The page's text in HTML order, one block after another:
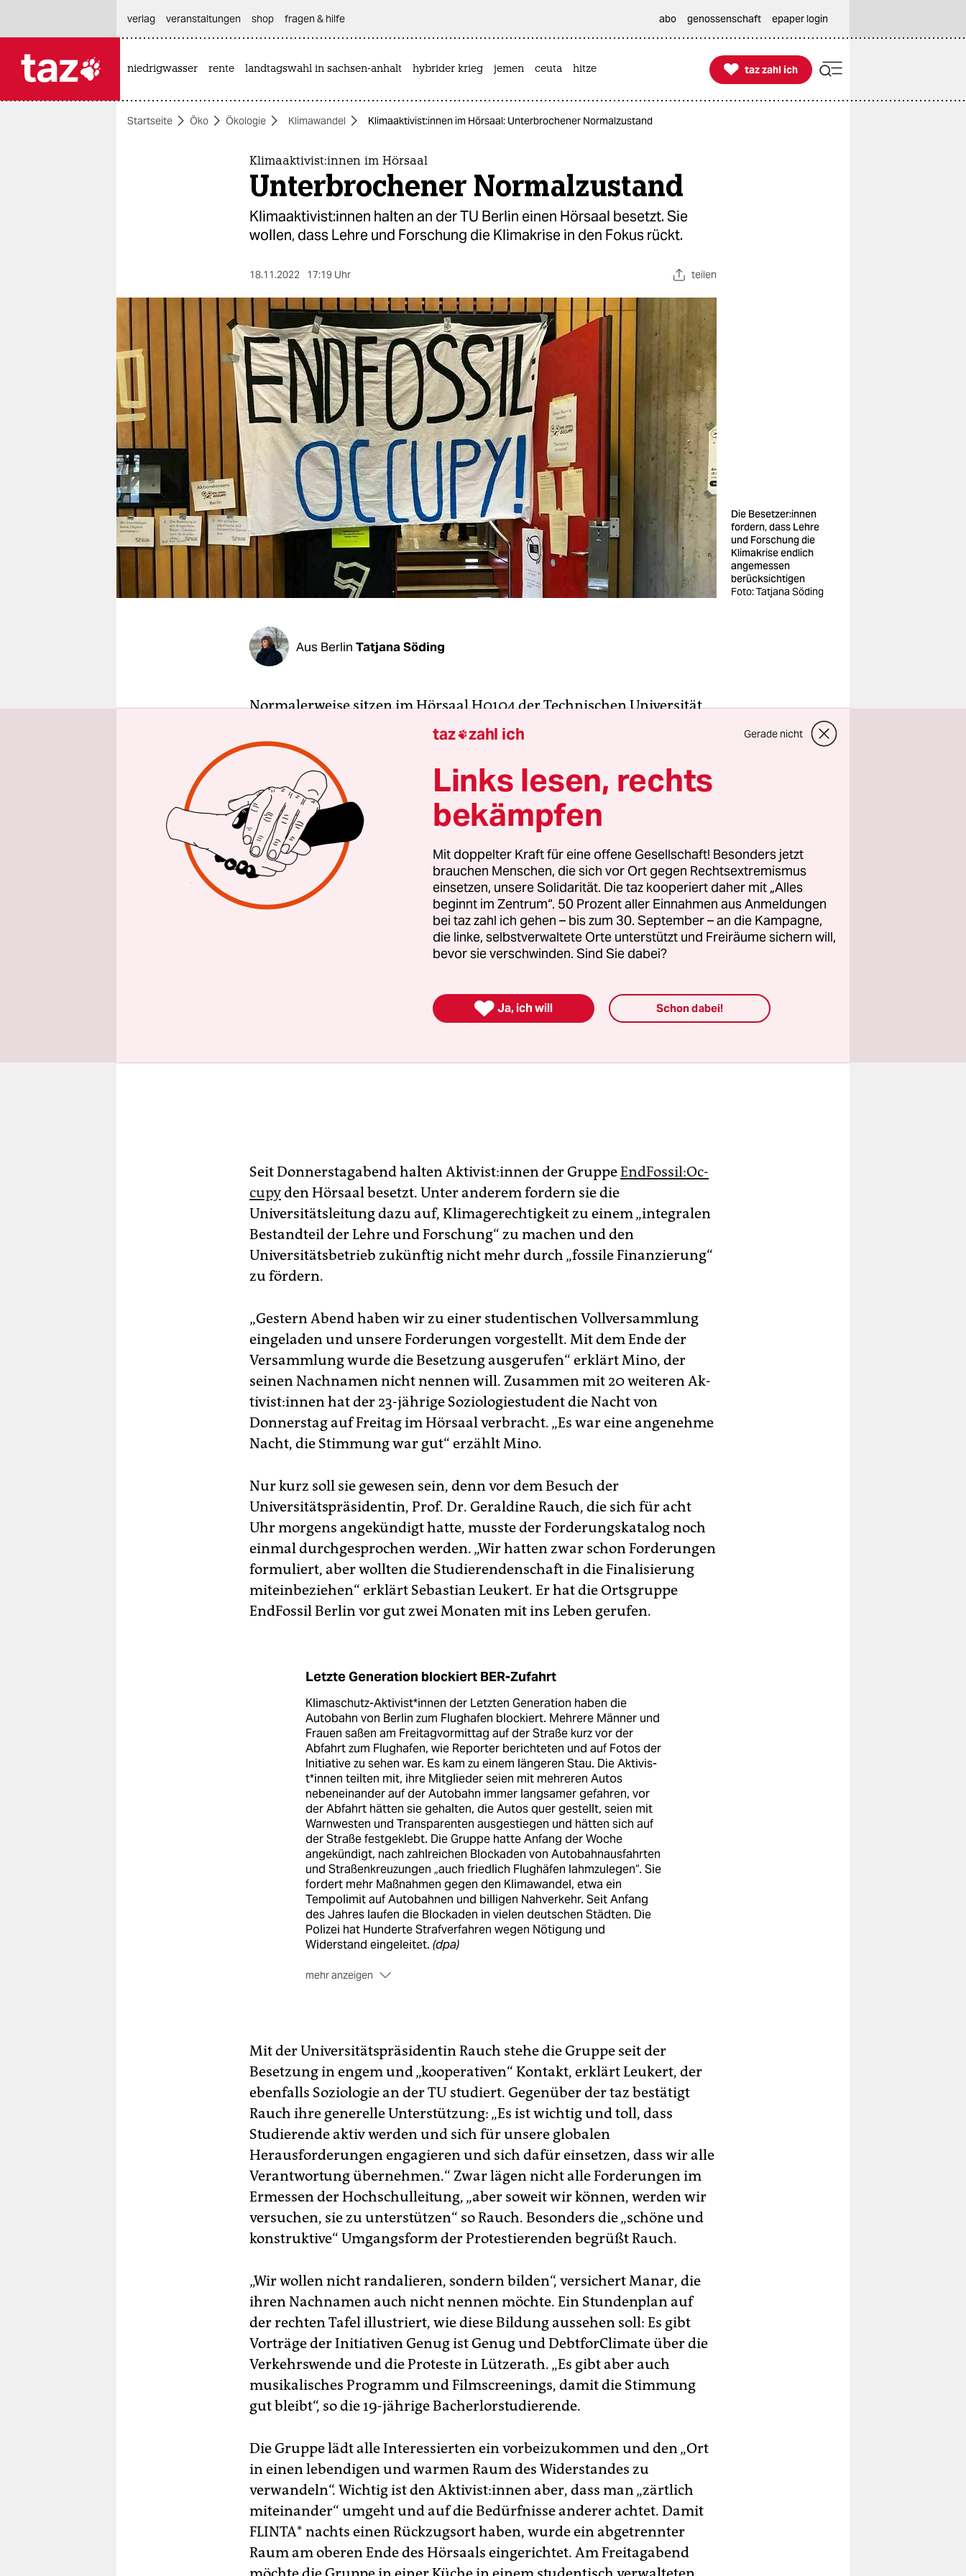
themen
berlin
nord
wahrheit
verlag
verlag
veranstaltungen
shop
fragen & hilfe
unterstützen
verlag
veranstaltungen shop fragen & hilfe abo genossenschaft epaper login
niedrigwasser rente landtagswahl in sachsen-anhalt hybrider krieg jemen ceuta hitze 
taz zahl ich
taz zahl ich
Startseite Öko Ökologie Klimawandel Kli­ma­ak­ti­vis­t:in­nen im Hörsaal: Unterbrochener Normalzustand
Kli­ma­ak­ti­vis­t:in­nen im Hörsaal
Unterbrochener Normalzustand
Kli­ma­ak­ti­vis­t:in­nen halten an der TU Berlin einen Hörsaal besetzt. Sie
wollen, dass Lehre und Forschung die Klimakrise in den Fokus rückt.
18.11.2022 17:19 Uhr teilen
Die Be­set­ze­r:in­nen
fordern, dass Lehre
und Forschung die
Klimakrise endlich
angemessen
berücksichtigen
Foto: Tatjana Söding
Aus Berlin Tatjana Söding
Normalerweise sitzen im Hörsaal H0104 der Technischen Universität
(TU) Berlin tagsüber hunderte Studierende, versuchen
naturwissenschaftliche Formeln auf zwei Tafeln zu entziffern und den
Dozierenden auf der Bühne zu folgen. Am Freitag, den 18. November,
ist dieser Normalzustand unterbrochen. Einige Schlafsäcke und
Isomatten liegen nun auf der Bühne verteilt, auf der Tischplatte eines
Stuhls steht ein Toaster, und an der linken Tafel prangt nun nur ein
einziges Symbol: ein Kreis, durch den ein N wie ein Blitz von unten
nach oben schießt, das Symbol der Hausbesetzer:innen.
Seit Donnerstagabend halten Ak­ti­vis­t:in­nen der GruppeEnd­Fos­si­l:Oc­
cu­pyden Hörsaal besetzt. Unter anderem fordern sie die
Universitätsleitung dazu auf, Klimagerechtigkeit zu einem „integralen
Bestandteil der Lehre und Forschung“ zu machen und den
Universitätsbetrieb zukünftig nicht mehr durch „fossile Finanzierung“
zu fördern.
„Gestern Abend haben wir zu einer studentischen Vollversammlung
eingeladen und unsere Forderungen vorgestellt. Mit dem Ende der
Versammlung wurde die Besetzung ausgerufen“ erklärt Mino, der
seinen Nachnamen nicht nennen will. Zusammen mit 20 weiteren Ak­
ti­vis­t:in­nen hat der 23-jährige Soziologiestudent die Nacht von
Donnerstag auf Freitag im Hörsaal verbracht. „Es war eine angenehme
Nacht, die Stimmung war gut“ erzählt Mino.
Nur kurz soll sie gewesen sein, denn vor dem Besuch der
Universitätspräsidentin, Prof. Dr. Geraldine Rauch, die sich für acht
Uhr morgens angekündigt hatte, musste der Forderungskatalog noch
einmal durchgesprochen werden. „Wir hatten zwar schon Forderungen
formuliert, aber wollten die Studierendenschaft in die Finalisierung
miteinbeziehen“ erklärt Sebastian Leukert. Er hat die Ortsgruppe
EndFossil Berlin vor gut zwei Monaten mit ins Leben gerufen.
Letzte Generation blockiert BER-Zufahrt
Klimaschutz-Aktivist*innen der Letzten Generation haben die
Autobahn von Berlin zum Flughafen blockiert. Mehrere Männer und
Frauen saßen am Freitagvormittag auf der Straße kurz vor der
Abfahrt zum Flughafen, wie Reporter berichteten und auf Fotos der
Initiative zu sehen war. Es kam zu einem längeren Stau. Die Ak­ti­vis­
t*in­nen teilten mit, ihre Mitglieder seien mit mehreren Autos
nebeneinander auf der Autobahn immer langsamer gefahren, vor
der Abfahrt hätten sie gehalten, die Autos quer gestellt, seien mit
Warnwesten und Transparenten ausgestiegen und hätten sich auf
der Straße festgeklebt. Die Gruppe hatte Anfang der Woche
angekündigt, nach zahlreichen Blockaden von Autobahnausfahrten
und Straßenkreuzungen „auch friedlich Flughäfen lahmzulegen“. Sie
fordert mehr Maßnahmen gegen den Klimawandel, etwa ein
Tempolimit auf Autobahnen und billigen Nahverkehr. Seit Anfang
des Jahres laufen die Blockaden in vielen deutschen Städten. Die
Polizei hat Hunderte Strafverfahren wegen Nötigung und
Widerstand eingeleitet. (dpa)
mehr anzeigen
Mit der Universitätspräsidentin Rauch stehe die Gruppe seit der
Besetzung in engem und „kooperativen“ Kontakt, erklärt Leukert, der
ebenfalls Soziologie an der TU studiert. Gegenüber der taz bestätigt
Rauch ihre generelle Unterstützung: „Es ist wichtig und toll, dass
Studierende aktiv werden und sich für unsere globalen
Herausforderungen engagieren und sich dafür einsetzen, dass wir alle
Verantwortung übernehmen.“ Zwar lägen nicht alle Forderungen im
Ermessen der Hochschulleitung, „aber soweit wir können, werden wir
versuchen, sie zu unterstützen“ so Rauch. Besonders die „schöne und
konstruktive“ Umgangsform der Protestierenden begrüßt Rauch.
„Wir wollen nicht randalieren, sondern bilden“, versichert Manar, die
ihren Nachnamen auch nicht nennen möchte. Ein Stundenplan auf
der rechten Tafel illustriert, wie diese Bildung aussehen soll: Es gibt
Vorträge der Initiativen Genug ist Genug und DebtforClimate über die
Verkehrswende und die Proteste in Lützerath. „Es gibt aber auch
musikalisches Programm und Filmscreenings, damit die Stimmung
gut bleibt“, so die 19-jährige Bacherlorstudierende.
Die Gruppe lädt alle Interessierten ein vorbeizukommen und den „Ort
in einen lebendigen und warmen Raum des Widerstandes zu
verwandeln“. Wichtig ist den Ak­ti­vis­t:in­nen aber, dass man „zärtlich
miteinander“ umgeht und auf die Bedürfnisse anderer achtet. Damit
FLINTA* nachts einen Rückzugsort haben, wurde ein abgetrennter
Raum am oberen Ende des Hörsaals eingerichtet. Am Freitagabend
taz zahl ich Gerade nicht
Links lesen, rechts
bekämpfen
Mit doppelter Kraft für eine offene Gesellschaft! Besonders jetzt
brauchen Menschen, die sich vor Ort gegen Rechtsextremismus
einsetzen, unsere Solidarität. Die taz kooperiert daher mit „Alles
beginnt im Zentrum“. 50 Prozent aller Einnahmen aus Anmeldungen
bei taz zahl ich gehen – bis zum 30. September – an die Kampagne,
die linke, selbstverwaltete Orte unterstützt und Freiräume sichern will,
bevor sie verschwinden. Sind Sie dabei?
 Ja, ich will Schon dabei!